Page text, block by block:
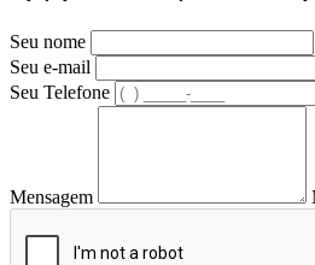
Seu nome
Seu e-mail
Seu Telefone
Mensagem